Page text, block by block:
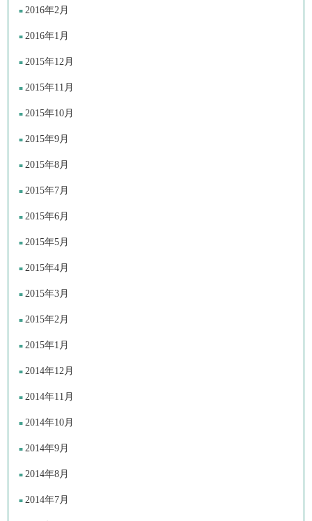
2016年2月
2016年1月
2015年12月
2015年11月
2015年10月
2015年9月
2015年8月
2015年7月
2015年6月
2015年5月
2015年4月
2015年3月
2015年2月
2015年1月
2014年12月
2014年11月
2014年10月
2014年9月
2014年8月
2014年7月